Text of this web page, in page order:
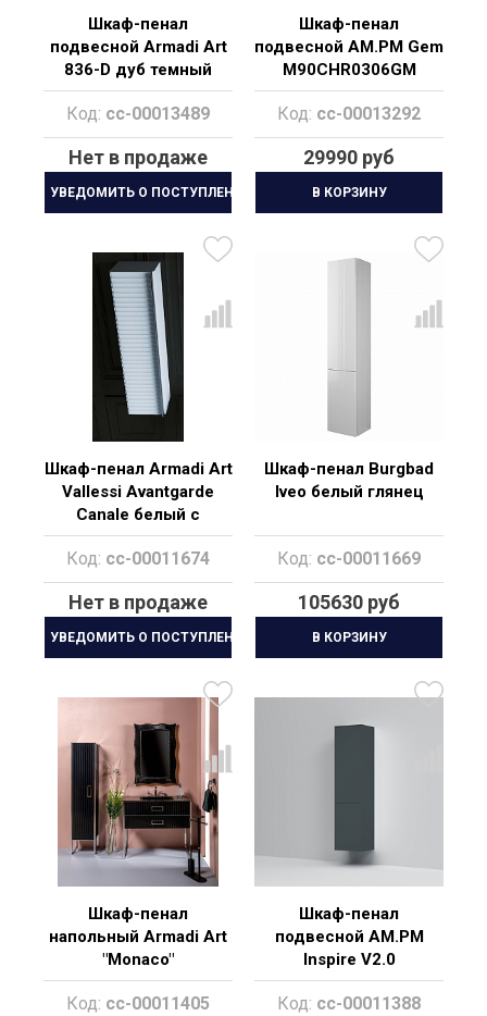
Шкаф-пенал
подвесной Armadi Art
836-D дуб темный
Код: cc-00013489
Нет в продаже
УВЕДОМИТЬ О ПОСТУПЛЕНИИ
Шкаф-пенал
подвесной AM.PM Gem
M90CHR0306GM
Код: cc-00013292
29990 руб
В КОРЗИНУ
Шкаф-пенал Armadi Art
Vallessi Avantgarde
Canale белый с
золотом
Код: cc-00011674
Нет в продаже
УВЕДОМИТЬ О ПОСТУПЛЕНИИ
Шкаф-пенал Burgbad
Iveo белый глянец
Код: cc-00011669
105630 руб
В КОРЗИНУ
Шкаф-пенал
напольный Armadi Art
"Monaco"
Код: cc-00011405
Шкаф-пенал
подвесной AM.PM
Inspire V2.0
M50ACHX0406GM
графит матовый
Код: cc-00011388